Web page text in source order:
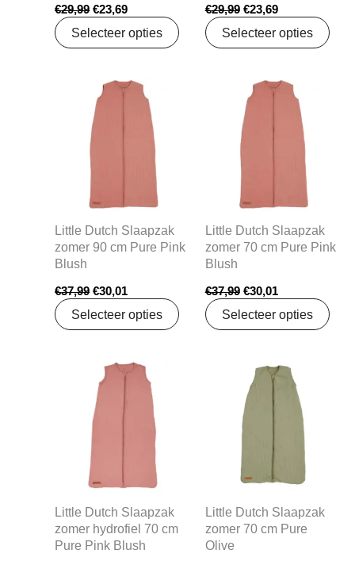
€29,99 €23,69
Selecteer opties
€29,99 €23,69
Selecteer opties
Little Dutch Slaapzak
zomer 90 cm Pure Pink
Blush
€37,99
Oorspronkelijke
prijs
was:
€37,99.
€30,01
Huidige
prijs
€30,01.
Selecteer opties
Little Dutch Slaapzak
zomer 70 cm Pure Pink
Blush
€37,99
Oorspronkelijke
prijs
was:
€37,99.
€30,01
Huidige
prijs
€30,01.
Selecteer opties
Little Dutch Slaapzak
zomer hydrofiel 70 cm
Pure Pink Blush
Oorspronkelijke
prijs
was:
€29,99.
Huidige
prijs
€23,69.
Little Dutch Slaapzak
zomer 70 cm Pure
Olive
Oorspronkelijke
prijs
was:
€29,99.
Huidige
prijs
€23,69.